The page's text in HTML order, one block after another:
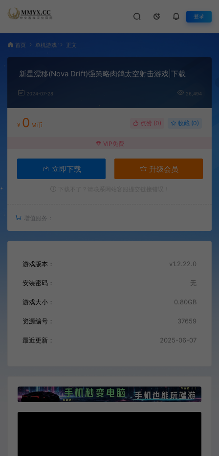
登录
首页 单机游戏 正文
新星漂移(Nova Drift)强策略肉鸽太空射击游戏|下载
2024-07-28 26,494
¥ 0 M币 点赞 (0) 收藏 (0)
VIP免费
立即下载 升级会员
增值服务：
游戏版本： v1.2.22.0
安装密码： 无
游戏大小： 0.80GB
资源编号： 37659
最近更新： 2025-06-07